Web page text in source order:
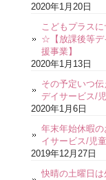
2020年1月20日
こどもプラスに
☆【放課後等デ
援事業】
2020年1月13日
その予定いつ
デイサービス/
2020年1月6日
年末年始休暇
イサービス/児
2019年12月27日
快晴の土曜日